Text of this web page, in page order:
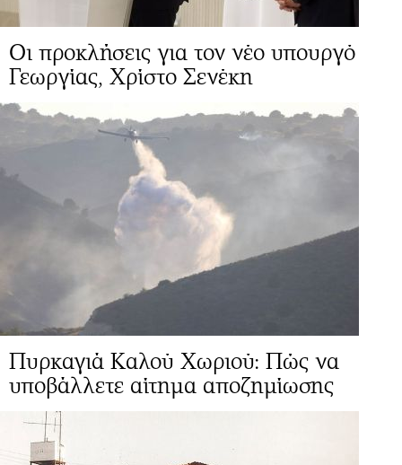
Οι προκλήσεις για τον νέο υπουργό
Γεωργίας, Χρίστο Σενέκη
Πυρκαγιά Καλού Χωριού: Πώς να
υποβάλλετε αίτημα αποζημίωσης